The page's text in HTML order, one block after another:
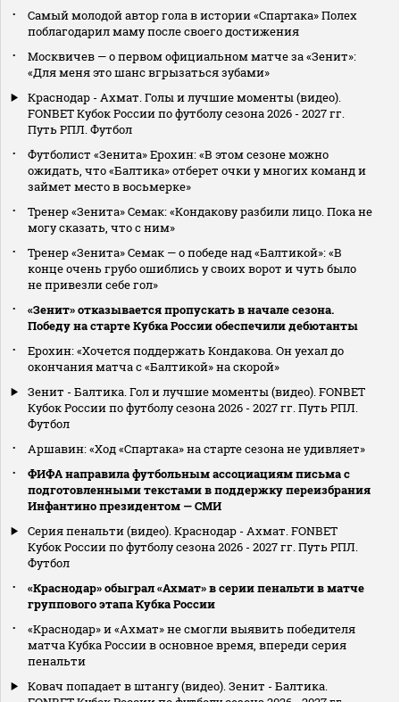
Самый молодой автор гола в истории «Спартака» Полех
поблагодарил маму после своего достижения
Москвичев — о первом официальном матче за «Зенит»:
«Для меня это шанс вгрызаться зубами»
Краснодар - Ахмат. Голы и лучшие моменты (видео).
FONBET Кубок России по футболу сезона 2026 - 2027 гг.
Путь РПЛ. Футбол
Футболист «Зенита» Ерохин: «В этом сезоне можно
ожидать, что «Балтика» отберет очки у многих команд и
займет место в восьмерке»
Тренер «Зенита» Семак: «Кондакову разбили лицо. Пока не
могу сказать, что с ним»
Тренер «Зенита» Семак — о победе над «Балтикой»: «В
конце очень грубо ошиблись у своих ворот и чуть было
не привезли себе гол»
«Зенит» отказывается пропускать в начале сезона.
Победу на старте Кубка России обеспечили дебютанты
Ерохин: «Хочется поддержать Кондакова. Он уехал до
окончания матча с «Балтикой» на скорой»
Зенит - Балтика. Гол и лучшие моменты (видео). FONBET
Кубок России по футболу сезона 2026 - 2027 гг. Путь РПЛ.
Футбол
Аршавин: «Ход «Спартака» на старте сезона не удивляет»
ФИФА направила футбольным ассоциациям письма с
подготовленными текстами в поддержку переизбрания
Инфантино президентом — СМИ
Серия пенальти (видео). Краснодар - Ахмат. FONBET
Кубок России по футболу сезона 2026 - 2027 гг. Путь РПЛ.
Футбол
«Краснодар» обыграл «Ахмат» в серии пенальти в матче
группового этапа Кубка России
«Краснодар» и «Ахмат» не смогли выявить победителя
матча Кубка России в основное время, впереди серия
пенальти
Ковач попадает в штангу (видео). Зенит - Балтика.